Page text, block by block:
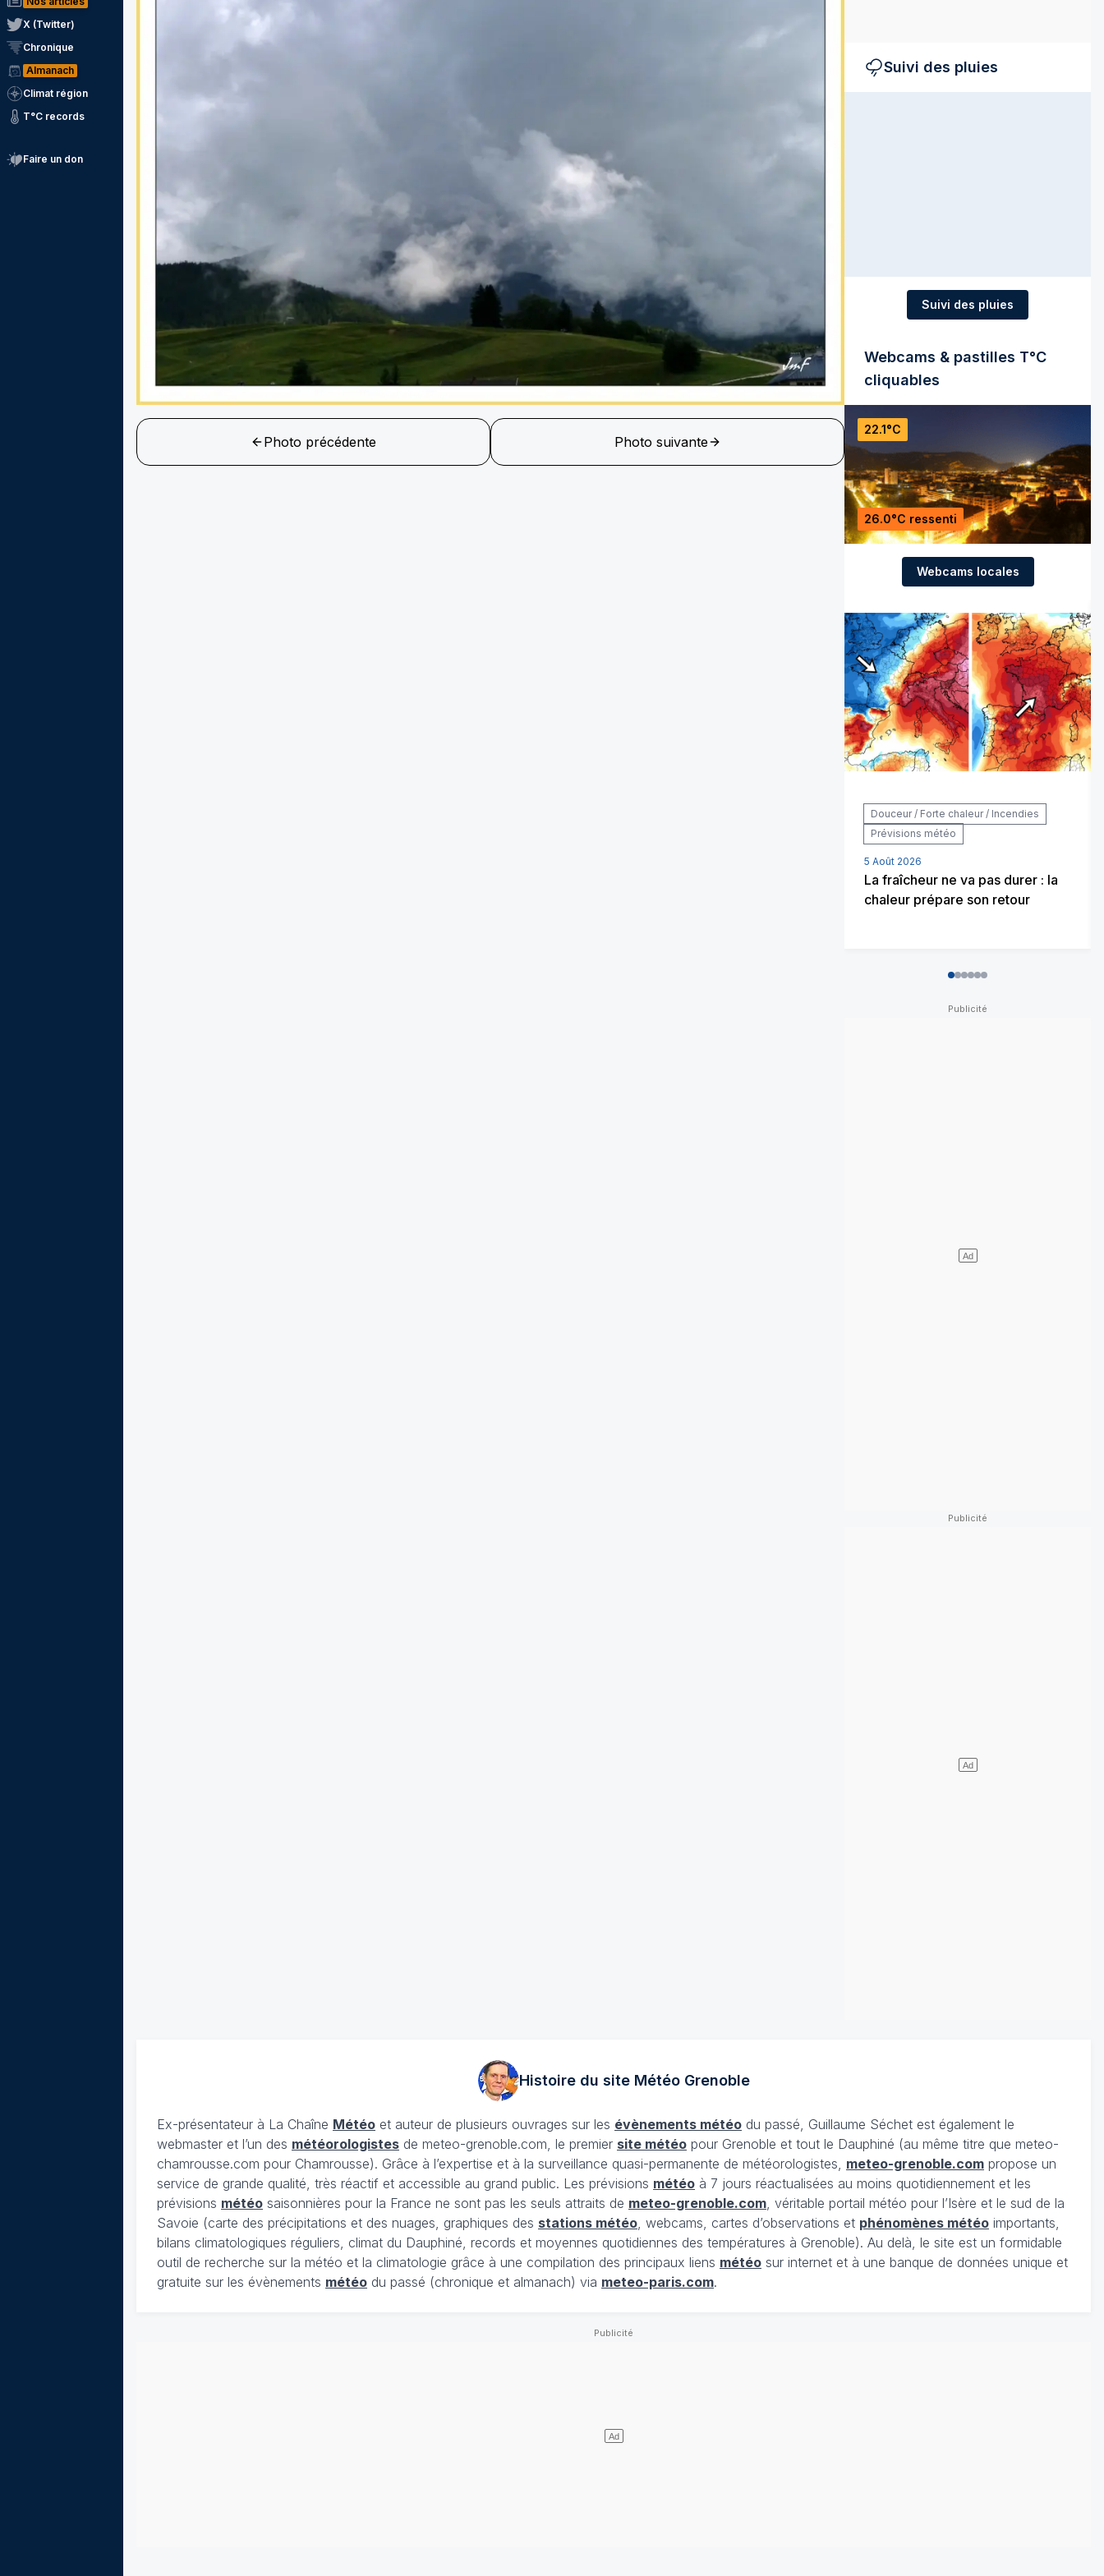
X (Twitter)
Chronique
Almanach
Climat région
T°C records
Faire un don
Photo précédente Photo suivante
Suivi des pluies
Suivi des pluies
Webcams & pastilles T°C
cliquables
22.1°C
26.0°C ressenti
Webcams locales
Douceur / Forte chaleur / Incendies
Prévisions météo
5 Août 2026
La fraîcheur ne va pas durer : la
chaleur prépare son retour
012345
Histoire du site MétéoGrenoble
Ex-présentateur à La Chaîne Météo et auteur de plusieurs ouvrages sur les évènements météo du passé, Guillaume Séchet est également le
webmaster et l’un des météorologistes de meteo-grenoble.com, le premier site météo pour Grenoble et tout le Dauphiné (au même titre que meteo-
chamrousse.com pour Chamrousse). Grâce à l’expertise et à la surveillance quasi-permanente de météorologistes, meteo-grenoble.com propose un
service de grande qualité, très réactif et accessible au grand public. Les prévisions météo à 7 jours réactualisées au moins quotidiennement et les
prévisions météo saisonnières pour la France ne sont pas les seuls attraits de meteo-grenoble.com , véritable portail météo pour l’Isère et le sud de la
Savoie (carte des précipitations et des nuages, graphiques des stations météo , webcams, cartes d’observations et phénomènes météo importants,
bilans climatologiques réguliers, climat du Dauphiné, records et moyennes quotidiennes des températures à Grenoble). Au delà, le site est un formidable
outil de recherche sur la météo et la climatologie grâce à une compilation des principaux liens météo sur internet et à une banque de données unique et
gratuite sur les évènements météo du passé (chronique et almanach) via meteo-paris.com.